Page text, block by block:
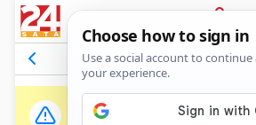
PRIJAVA
Komentari1
Važna obavijest: